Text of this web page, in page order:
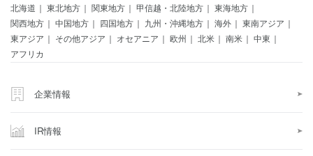
北海道 東北地方 関東地方 甲信越・北陸地方
東海地方
関西地方
中国地方 四国地方 九州・沖縄地方 海外
東南アジア
東アジア
その他アジア オセアニア 欧州 北米 南米
中東
アフリカ
企業情報
IR情報